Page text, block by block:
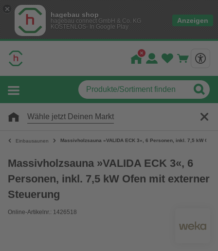
hagebau shop
hagebau connect GmbH & Co. KG
KOSTENLOS- In Google Play
Anzeigen
Wähle jetzt Deinen Markt
Einbausaunen Massivholzsauna »VALIDA ECK 3«, 6 Personen, inkl. 7,5 kW
Massivholzsauna »VALIDA ECK 3«, 6
Personen, inkl. 7,5 kW Ofen mit externer
Steuerung
Online-Artikelnr.: 1426518